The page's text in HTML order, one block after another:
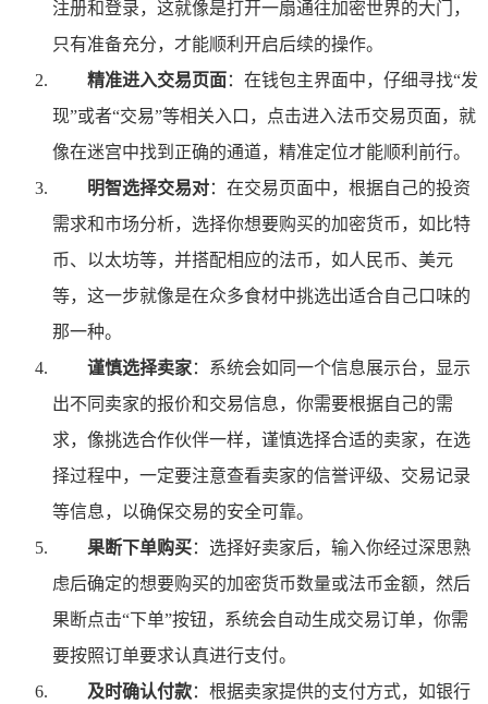
注册和登录，这就像是打开一扇通往加密世界的大门，
只有准备充分，才能顺利开启后续的操作。
精准进入交易页面：在钱包主界面中，仔细寻找“发
现”或者“交易”等相关入口，点击进入法币交易页面，就
像在迷宫中找到正确的通道，精准定位才能顺利前行。
明智选择交易对：在交易页面中，根据自己的投资
需求和市场分析，选择你想要购买的加密货币，如比特
币、以太坊等，并搭配相应的法币，如人民币、美元
等，这一步就像是在众多食材中挑选出适合自己口味的
那一种。
谨慎选择卖家：系统会如同一个信息展示台，显示
出不同卖家的报价和交易信息，你需要根据自己的需
求，像挑选合作伙伴一样，谨慎选择合适的卖家，在选
择过程中，一定要注意查看卖家的信誉评级、交易记录
等信息，以确保交易的安全可靠。
果断下单购买：选择好卖家后，输入你经过深思熟
虑后确定的想要购买的加密货币数量或法币金额，然后
果断点击“下单”按钮，系统会自动生成交易订单，你需
要按照订单要求认真进行支付。
及时确认付款：根据卖家提供的支付方式，如银行